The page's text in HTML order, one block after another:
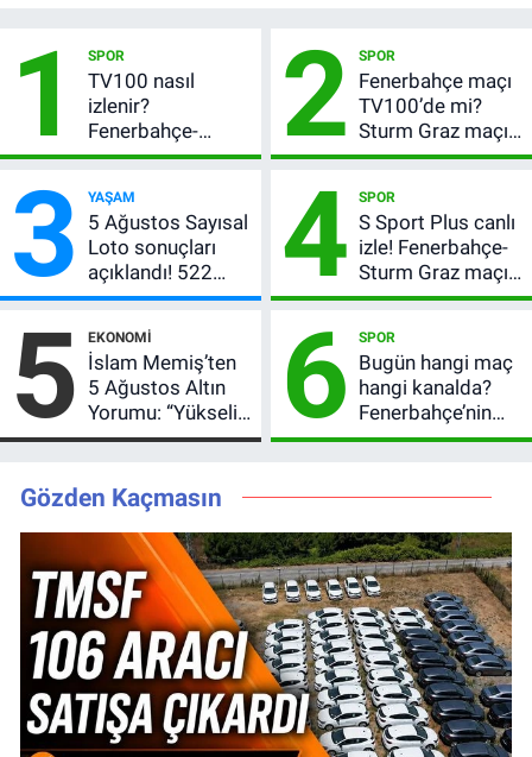
1 SPOR
TV100 nasıl
izlenir?
Fenerbahçe-
Sturm Graz maçı
bilgileri
2 SPOR
Fenerbahçe maçı
TV100’de mi?
Sturm Graz maçı
hangi kanalda,
3 YAŞAM
5 Ağustos Sayısal
Loto sonuçları
açıklandı! 522
milyon TL devretti
4 SPOR
S Sport Plus canlı
izle! Fenerbahçe-
Sturm Graz maçı
nasıl izlenir?
5 EKONOMI
İslam Memiş’ten
5 Ağustos Altın
Yorumu: “Yükseliş
Beklentim Devam
Kritik Uyarıyı Yaptı
6 SPOR
Bugün hangi maç
hangi kanalda?
Fenerbahçe’nin
Avrupa sınavı
Gözden Kaçmasın